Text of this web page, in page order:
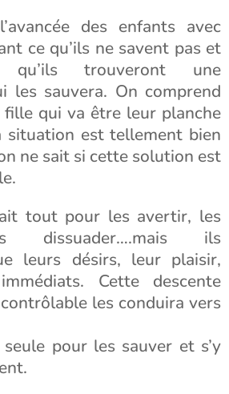
des enfants avec
ce qu’ils ne savent pas et
trouveront une
les sauvera. On comprend
fille qui va être leur planche
situation est tellement bien
ne sait si cette solution est
tout pour les avertir, les
dissuader….mais ils
leurs désirs, leur plaisir,
Cette descente
les conduira vers
pour les sauver et s’y